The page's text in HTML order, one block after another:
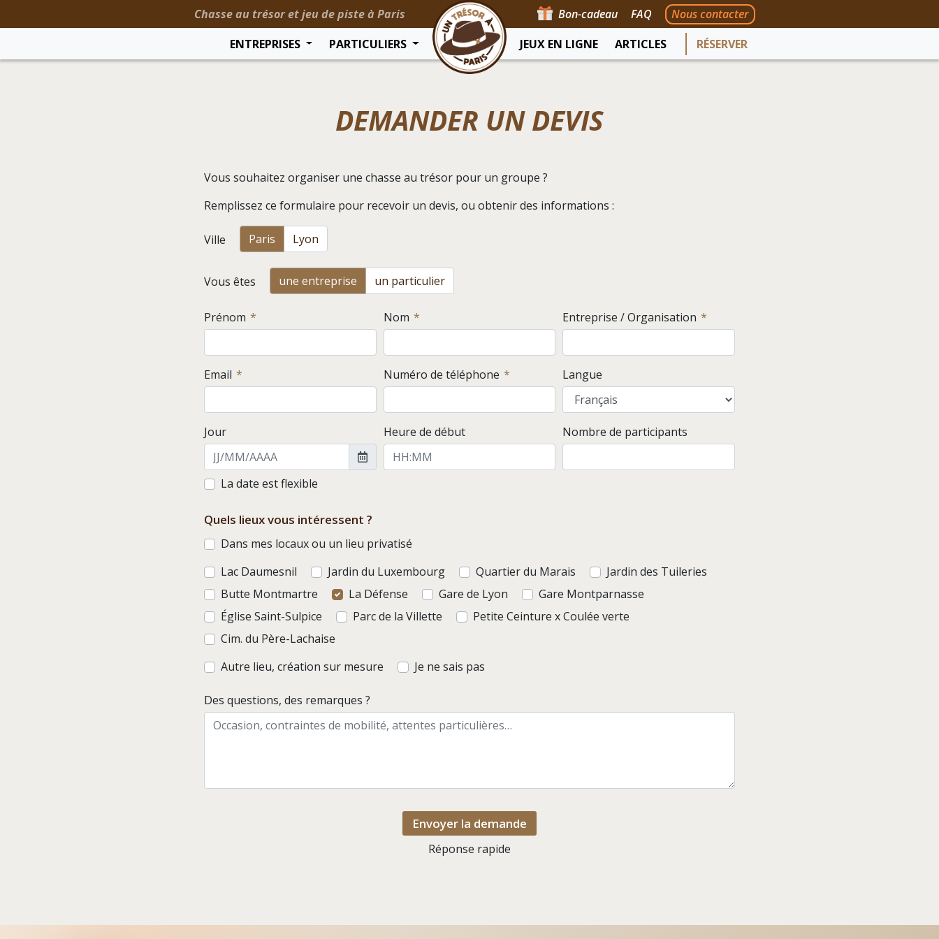
Chasse au trésor et jeu de piste à Paris Bon-cadeau FAQ
Nous contacter
ENTREPRISES
PARTICULIERS JEUX EN LIGNE ARTICLES RÉSERVER
DEMANDER UN DEVIS
Vous souhaitez organiser une chasse au trésor pour un groupe ?
Remplissez ce formulaire pour recevoir un devis, ou obtenir des informations :
Ville Paris Lyon
Vous êtes une entreprise un particulier
Prénom Nom Entreprise / Organisation
Email Numéro de téléphone Langue
Jour
La date est flexible
Heure de début Nombre de participants
Quels lieux vous intéressent ?
Dans mes locaux ou un lieu privatisé
Lac Daumesnil
Jardin du Luxembourg Quartier du Marais
Jardin des Tuileries
Butte Montmartre
La Défense Gare de Lyon
Gare Montparnasse
Église Saint-Sulpice
Parc de la Villette
Petite Ceinture x Coulée verte
Cim. du Père-Lachaise
Autre lieu, création sur mesure
Je ne sais pas
Des questions, des remarques ?
Envoyer la demande
Réponse rapide